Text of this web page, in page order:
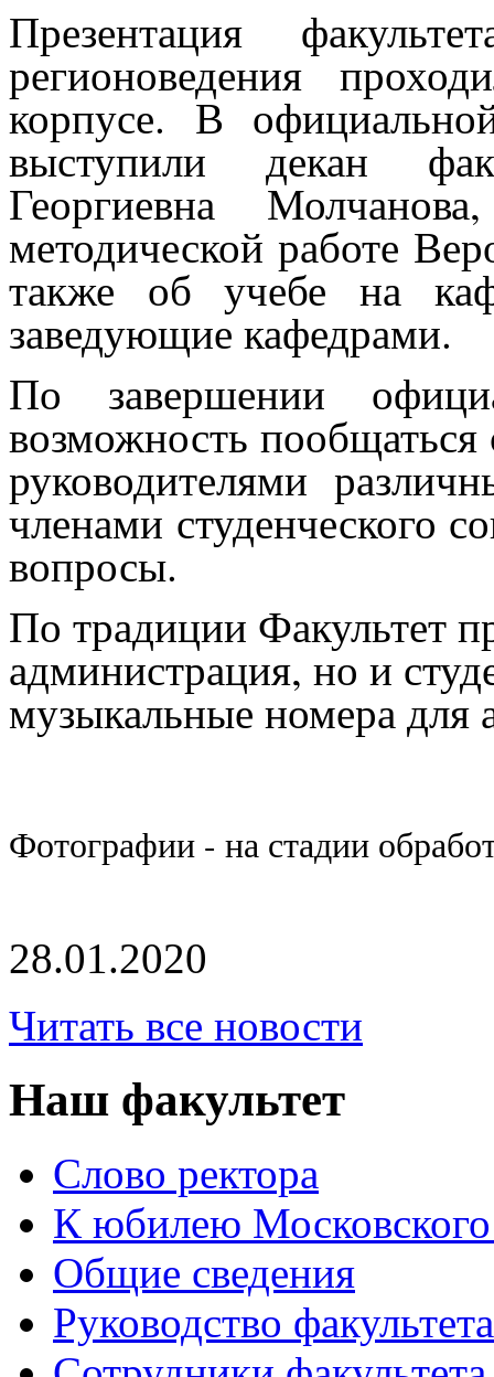
Презентация
регионоведения
корпусе. В
выступили декан
Георгиевна
методической работе
также об учебе на
заведующие кафедрами.
По завершении
возможность
руководителями
членами студенческого
вопросы.
По традиции Факультет
администрация, но и
музыкальные номера для
Фотографии - на стадии
28.01.2020
Читать все новости
Наш факультет
Слово ректора
К юбилею Московского
Общие сведения
Руководство факультета